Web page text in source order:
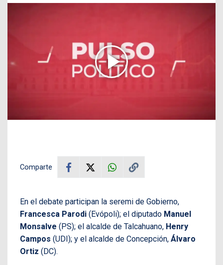
Comparte
En el debate participan la seremi de Gobierno,
Francesca Parodi (Evópoli); el diputado Manuel
Monsalve (PS); el alcalde de Talcahuano, Henry
Campos (UDI); y el alcalde de Concepción, Álvaro
Ortiz (DC).